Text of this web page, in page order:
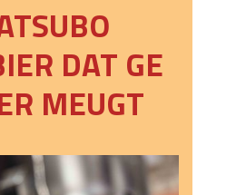
DAT GE
MEUGT